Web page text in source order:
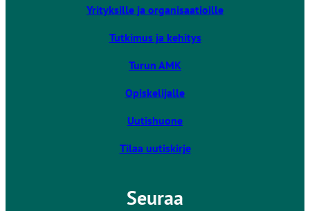
e
Yrityksille ja organisaatioille
Tutkimus ja kehitys
Turun AMK
Opiskelijalle
Uutishuone
Tilaa uutiskirje
Seuraa